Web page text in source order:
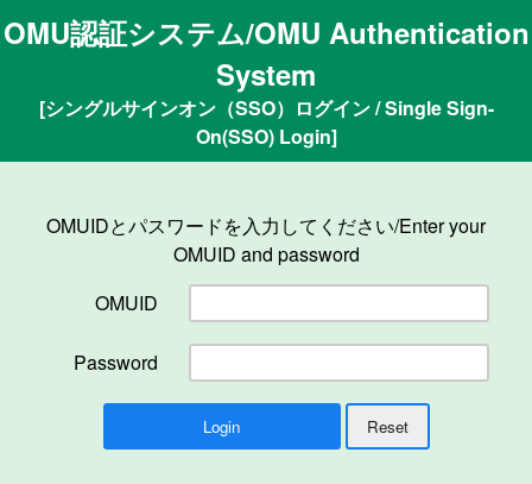
OMU認証システム/OMU Authentication
System
[シングルサインオン（SSO）ログイン / Single Sign-
On(SSO) Login]
OMUIDとパスワードを入力してください/Enter your
OMUID and password
OMUID
Password